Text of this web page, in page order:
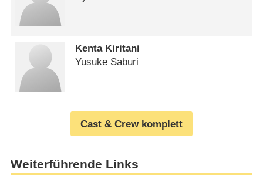
Kenta Kiritani
Yusuke Saburi
Cast & Crew komplett
Weiterführende Links